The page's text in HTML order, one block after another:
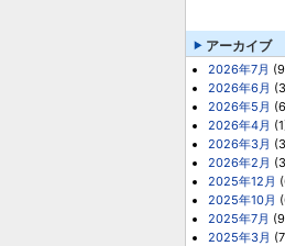
アーカイブ
2026年7月
2026年6月
2026年5月
2026年4月
2026年3月
2026年2月
2025年12月
2025年10月
2025年7月
2025年3月